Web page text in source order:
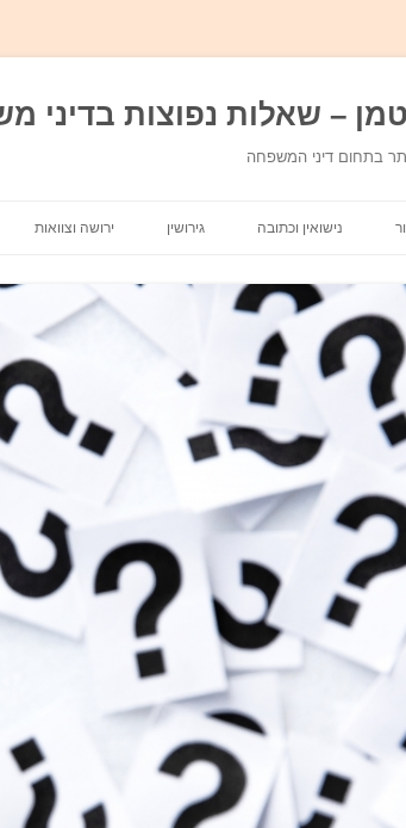
– שאלות נפוצות בדיני
בתחום דיני המשפחה
נישואין וכתובה גירושין
חלוקת רכוש
בית דין רבני
עוד בנושא גירושין
ירושה וצוואות